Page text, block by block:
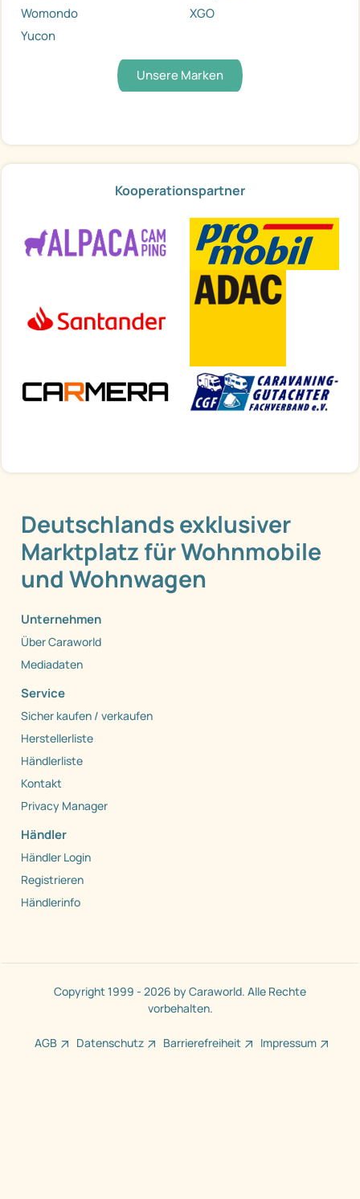
Womondo
XGO
Yucon
Unsere Marken
Kooperationspartner
Deutschlands exklusiver
Marktplatz für Wohnmobile
und Wohnwagen
Unternehmen
Über Caraworld
Mediadaten
Service
Sicher kaufen / verkaufen
Herstellerliste
Händlerliste
Kontakt
Privacy Manager
Händler
Händler Login
Registrieren
Händlerinfo
Copyright 1999 - 2026 by Caraworld. Alle Rechte
vorbehalten.
AGB Datenschutz Barrierefreiheit Impressum